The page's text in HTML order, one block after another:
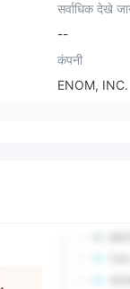
सर्वाधिक देखे
--
कंपनी
ENOM, INC.